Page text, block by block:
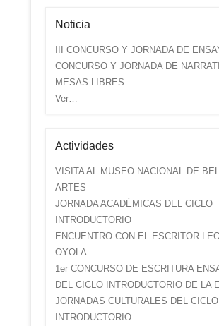
Noticia
III CONCURSO Y JORNADA DE
CONCURSO Y JORNADA DE
MESAS LIBRES
Ver…
Actividades
VISITA AL MUSEO NACIONAL DE
ARTES
JORNADA ACADÉMICAS DEL CICLO
INTRODUCTORIO
ENCUENTRO CON EL ESCRITOR
OYOLA
1er CONCURSO DE ESCRITURA
DEL CICLO INTRODUCTORIO DE LA
JORNADAS CULTURALES DEL CICLO
INTRODUCTORIO